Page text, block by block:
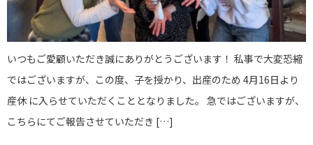
いつもご愛顧いただき誠にありがとうございます！ 私事で大変恐縮
ではございますが、この度、子を授かり、出産のため 4月16日より
産休 に入らせていただくこととなりました。 急ではございますが、
こちらにてご報告させていただき […]